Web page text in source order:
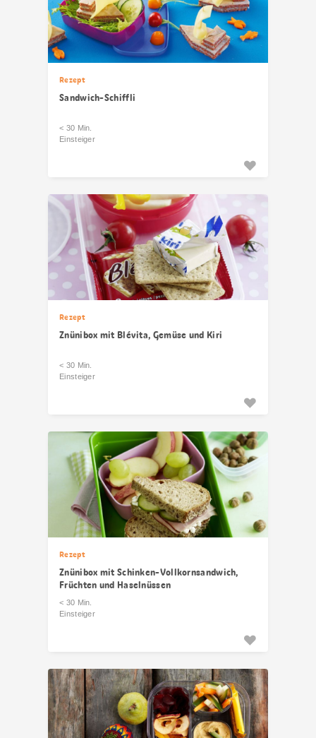
Rezept
Sandwich-Schiffli
< 30 Min.
Einsteiger
Rezept
Znünibox mit Blévita, Gemüse und Kiri
< 30 Min.
Einsteiger
Rezept
Znünibox mit Schinken-Vollkornsandwich,
Früchten und Haselnüssen
< 30 Min.
Einsteiger